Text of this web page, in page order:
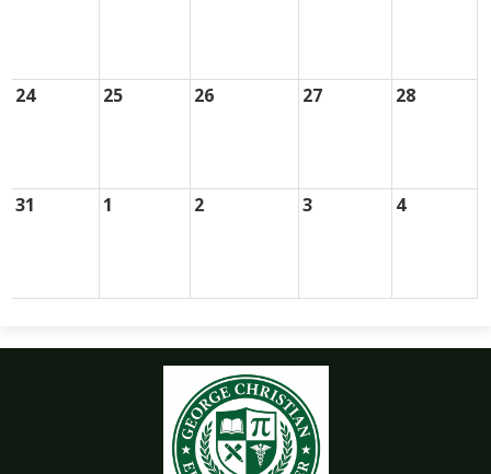
24 25 26 27 28
31 1 2 3 4